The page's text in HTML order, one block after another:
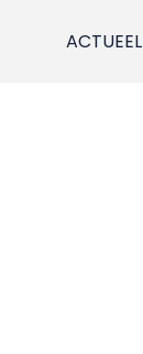
ACTUEEL